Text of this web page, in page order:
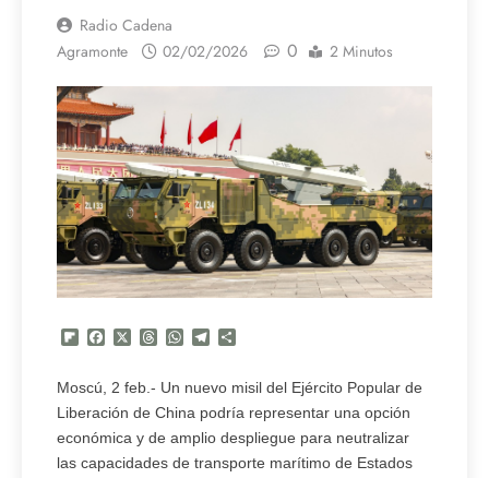
Radio Cadena
Agramonte
02/02/2026 0 2 Minutos
Flipboard
Facebook
X Threads
WhatsApp
Telegram
Moscú, 2 feb.- Un nuevo misil del Ejército Popular de
Liberación de China podría representar una opción
económica y de amplio despliegue para neutralizar
las capacidades de transporte marítimo de Estados